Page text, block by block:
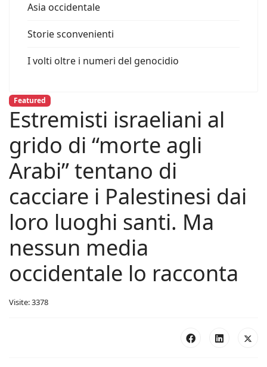
Asia occidentale
Storie sconvenienti
I volti oltre i numeri del genocidio
Featured
Estremisti israeliani al
grido di “morte agli
Arabi” tentano di
cacciare i Palestinesi dai
loro luoghi santi. Ma
nessun media
occidentale lo racconta
Visite: 3378